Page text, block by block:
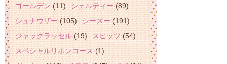
ゴールデン(11) シェルティー(89)
シュナウザー(105) シーズー(191)
ジャックラッセル(19) スピッツ(54)
スペシャルリボンコース(1)